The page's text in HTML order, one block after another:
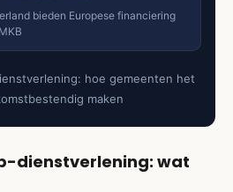
bieden Europese financiering
hoe gemeenten het
maken
dienstverlening: wat